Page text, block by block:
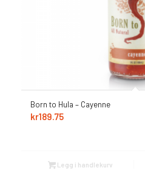
Born to Hula – Cayenne
kr189.75
Legg i handlekurv